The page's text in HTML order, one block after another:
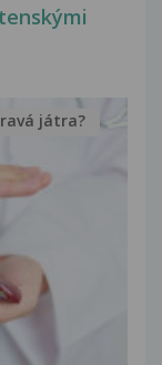
játra?